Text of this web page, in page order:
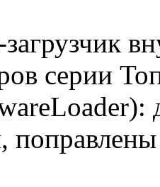
серии